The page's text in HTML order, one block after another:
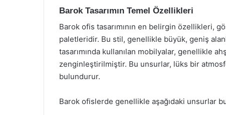
Barok Tasarımın Temel Özellikleri
Barok ofis tasarımının en belirgin özellikleri,
paletleridir. Bu stil, genellikle büyük, geniş
tasarımında kullanılan mobilyalar, genellikle
zenginleştirilmiştir. Bu unsurlar, lüks bir
bulundurur.
Barok ofislerde genellikle aşağıdaki unsurlar